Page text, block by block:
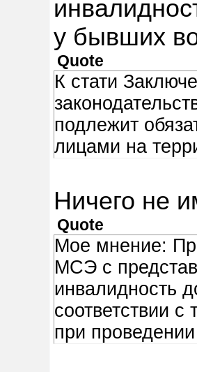
у бывших
Quote
К стати
подлежит
лицами на
Ничего не
Quote
Мое мнение:
МСЭ с
инвалидность
соответствии
при